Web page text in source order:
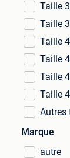
Taille
Taille
Taille
Taille
Taille
Taille
Autres
Marque
autre